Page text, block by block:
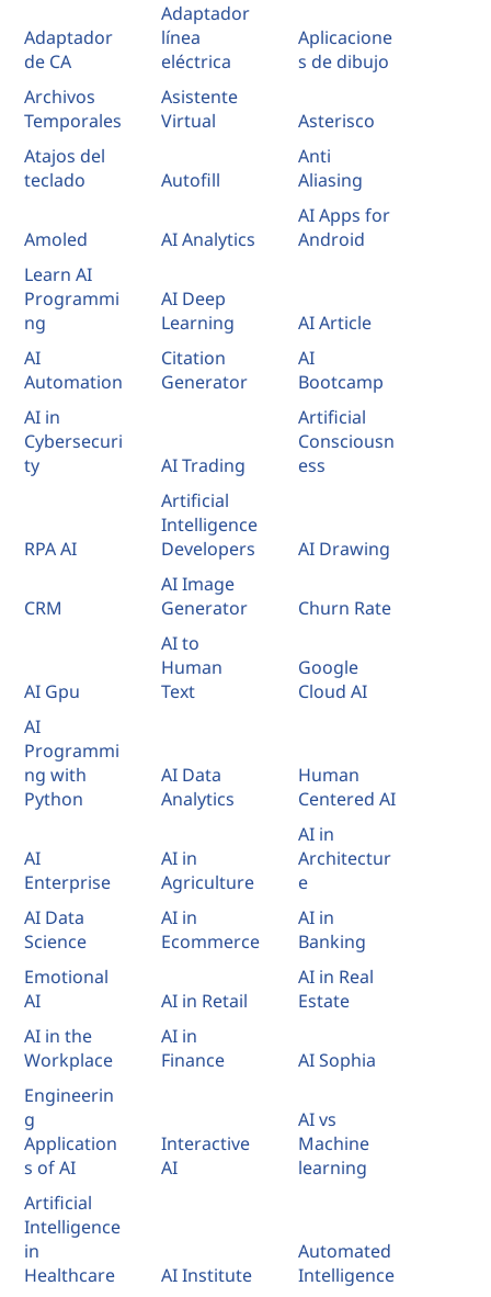
Adaptador
de CA
Adaptador
línea
eléctrica
Aplicacione
s de dibujo
Archivos
Temporales
Asistente
Virtual
Asterisco
Atajos del
teclado
Autofill
Anti
Aliasing
Amoled AI Analytics
AI Apps for
Android
Learn AI
Programmi
ng
AI Deep
Learning
AI Article
AI
Automation
Citation
Generator
AI
Bootcamp
AI in
Cybersecuri
ty
AI Trading
Artificial
Consciousn
ess
RPA AI
Artificial
Intelligence
Developers
AI Drawing
CRM
AI Image
Generator
Churn Rate
AI Gpu
AI to
Human
Text
Google
Cloud AI
AI
Programmi
ng with
Python
AI Data
Analytics
Human
Centered AI
AI
Enterprise
AI in
Agriculture
AI in
Architectur
e
AI Data
Science
AI in
Ecommerce
AI in
Banking
Emotional
AI
AI in Retail
AI in Real
Estate
AI in the
Workplace
AI in
Finance
AI Sophia
Engineerin
g
Application
s of AI
Interactive
AI
AI vs
Machine
learning
Artificial
Intelligence
in
Healthcare
AI Institute
Automated
Intelligence